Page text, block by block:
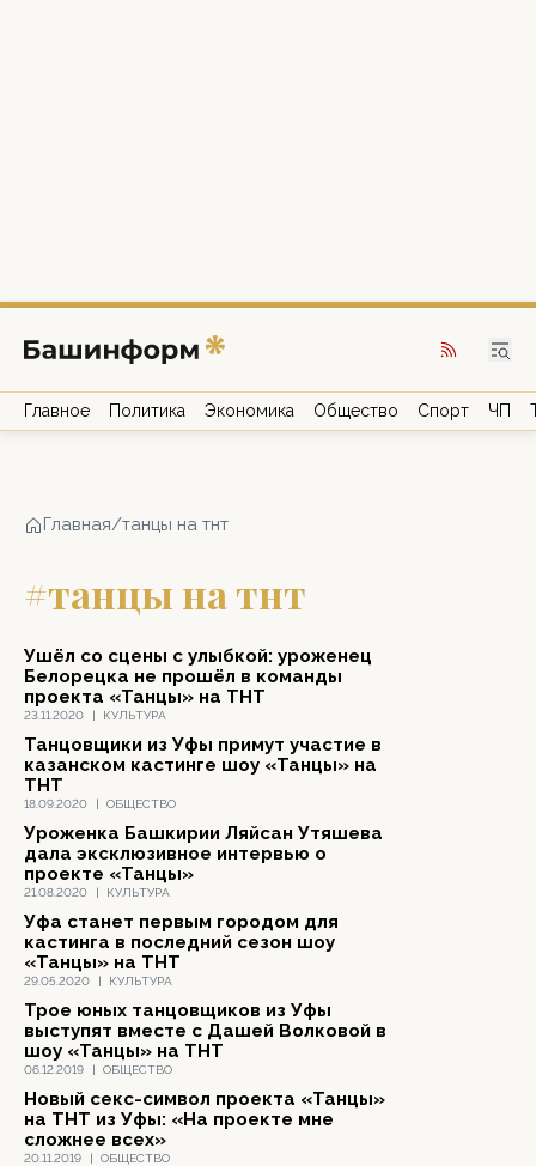
Главное Политика Экономика Общество Спорт ЧП
Главная/танцы на тнт
#танцы на тнт
23.11.2020 | КУЛЬТУРА
Ушёл со сцены с улыбкой: уроженец
Белорецка не прошёл в команды
проекта «Танцы» на ТНТ
18.09.2020 | ОБЩЕСТВО
Танцовщики из Уфы примут участие в
казанском кастинге шоу «Танцы» на
ТНТ
21.08.2020 | КУЛЬТУРА
Уроженка Башкирии Ляйсан Утяшева
дала эксклюзивное интервью о
проекте «Танцы»
29.05.2020 | КУЛЬТУРА
Уфа станет первым городом для
кастинга в последний сезон шоу
«Танцы» на ТНТ
06.12.2019 | ОБЩЕСТВО
Трое юных танцовщиков из Уфы
выступят вместе с Дашей Волковой в
шоу «Танцы» на ТНТ
20.11.2019 | ОБЩЕСТВО
Новый секс-символ проекта «Танцы»
на ТНТ из Уфы: «На проекте мне
сложнее всех»